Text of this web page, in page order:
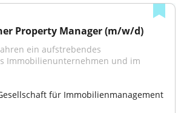
Property Manager (m/w/d)
ein aufstrebendes
Immobilienunternehmen und im
für Immobilienmanagement